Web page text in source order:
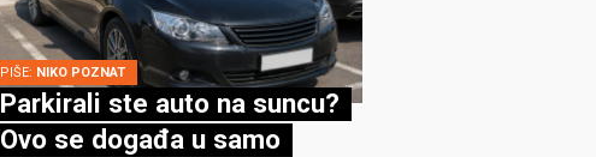
PIŠE: NIKO POZNAT
Parkirali ste auto na suncu?
Ovo se događa u samo